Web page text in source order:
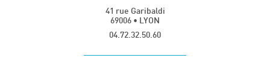
41 rue Garibaldi
69006 • LYON
04.72.32.50.60